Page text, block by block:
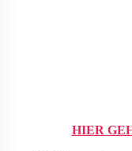
HIER